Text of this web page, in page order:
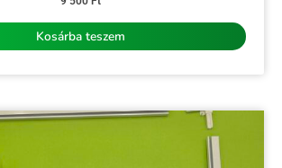
Kosárba teszem